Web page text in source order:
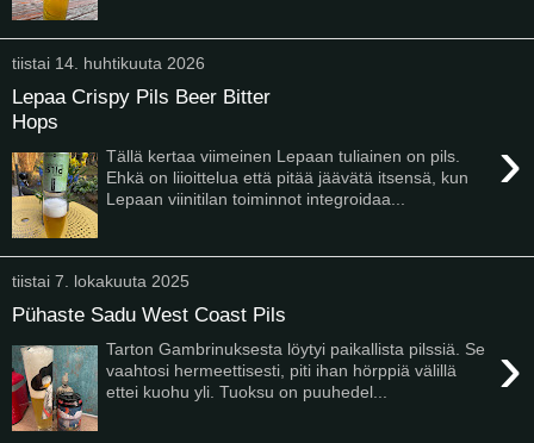
tiistai 14. huhtikuuta 2026
Lepaa Crispy Pils Beer Bitter
Hops
›
Tällä kertaa viimeinen Lepaan tuliainen on pils.
Ehkä on liioittelua että pitää jäävätä itsensä, kun
Lepaan viinitilan toiminnot integroidaa...
tiistai 7. lokakuuta 2025
Pühaste Sadu West Coast Pils
›
Tarton Gambrinuksesta löytyi paikallista pilssiä. Se
vaahtosi hermeettisesti, piti ihan hörppiä välillä
ettei kuohu yli. Tuoksu on puuhedel...